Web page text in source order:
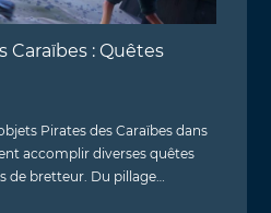
Caraïbes : Quêtes
Pirates des Caraïbes dans
accomplir diverses quêtes
de bretteur. Du pillage…